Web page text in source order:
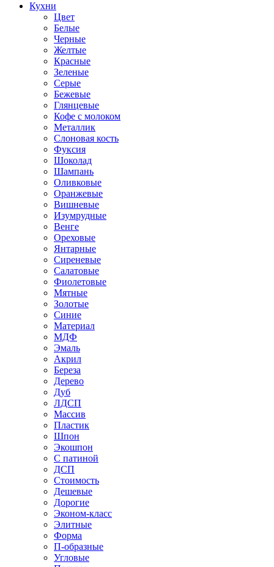
Кухни
Цвет
Белые
Черные
Желтые
Красные
Зеленые
Серые
Бежевые
Глянцевые
Кофе с молоком
Металлик
Слоновая кость
Фуксия
Шоколад
Шампань
Оливковые
Оранжевые
Вишневые
Изумрудные
Венге
Ореховые
Янтарные
Сиреневые
Салатовые
Фиолетовые
Мятные
Золотые
Синие
Материал
МДФ
Эмаль
Акрил
Береза
Дерево
Дуб
ЛДСП
Массив
Пластик
Шпон
Экошпон
С патиной
ДСП
Стоимость
Дешевые
Дорогие
Эконом-класс
Элитные
Форма
П-образные
Угловые